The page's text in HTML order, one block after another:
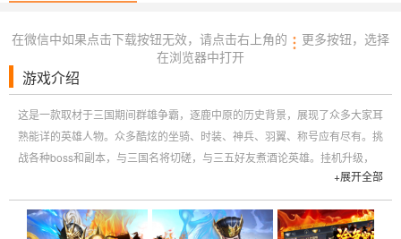
在微信中如果点击下载按钮无效，请点击右上角的
更多按钮，选择
在浏览器中打开
游戏介绍
这是一款取材于三国期间群雄争霸，逐鹿中原的历史背景，展现了众多大家耳
熟能详的英雄人物。众多酷炫的坐骑、时装、神兵、羽翼、称号应有尽有。挑
战各种boss和副本，与三国名将切磋，与三五好友煮酒论英雄。挂机升级，
+展开全部